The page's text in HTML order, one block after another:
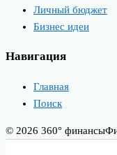
Личный бюджет
Бизнес идеи
Навигация
Главная
Поиск
© 2026 360° финансы